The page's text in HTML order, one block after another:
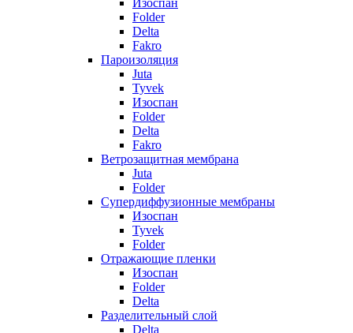
Изоспан
Folder
Delta
Fakro
Пароизоляция
Juta
Tyvek
Изоспан
Folder
Delta
Fakro
Ветрозащитная мембрана
Juta
Folder
Супердиффузионные мембраны
Изоспан
Tyvek
Folder
Отражающие пленки
Изоспан
Folder
Delta
Разделительный слой
Delta